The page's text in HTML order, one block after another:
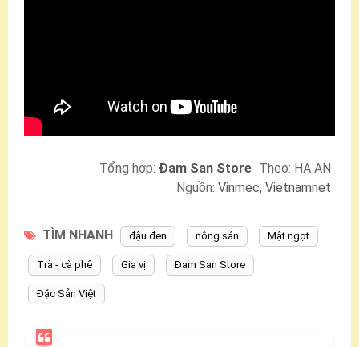
Tổng hợp: Đam San Store Theo: HẠ AN
Nguồn: Vinmec, Vietnamnet
TÌM NHANH đậu đen nông sản Mật ngọt
Trà - cà phê Gia vị Đam San Store
Đặc Sản Việt